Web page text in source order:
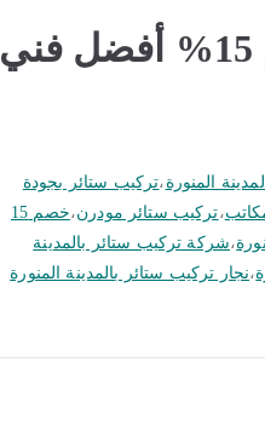
تركيب ستائر بالمدينة المنورة 0594362911 بخصم 15% أفضل فني
المنورة ،تركيب ستائر بجودة
،تركيب ستائر مودرن،
خصم 15
،شركة تركيب ستائر بالمدينة
،نجار تركيب ستائر بالمدينة المنورة